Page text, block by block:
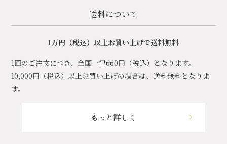
送料について
1万円（税込）以上お買い上げで送料無料
1回のご注文につき、全国一律660円（税込）となります。
10,000円（税込）以上お買い上げの場合は、送料無料となりま
す。
もっと詳しく